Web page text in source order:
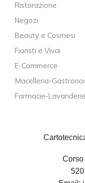
Ristorazione
Negozi
Beauty e Cosmesi
Fioristi e Vivai
E-Commerce
Macelleria-
Farmacie-Lavanderie
Corso